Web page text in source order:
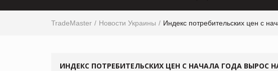
TradeMaster Новости Украины Индекс потребительских цен с
ИНДЕКС ПОТРЕБИТЕЛЬСКИХ ЦЕН С НАЧАЛА ГОДА ВЫРОС